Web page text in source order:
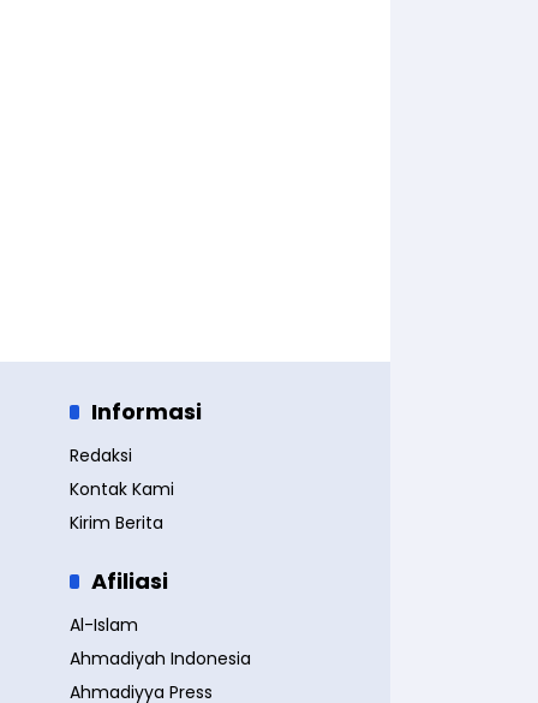
Informasi
Redaksi
Kontak Kami
Kirim Berita
Afiliasi
Al-Islam
Ahmadiyah Indonesia
Ahmadiyya Press